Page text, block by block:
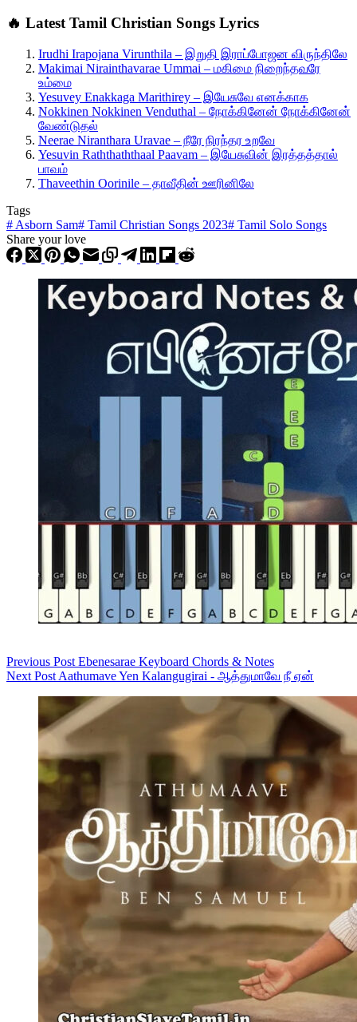
🔥 Latest Tamil Christian Songs Lyrics
Irudhi Irapojana Virunthila – இறுதி இராப்போஜன விருந்திலே
Makimai Nirainthavarae Ummai – மகிமை நிறைந்தவரே
உம்மை
Yesuvey Enakkaga Marithirey – இயேசுவே எனக்காக
Nokkinen Nokkinen Venduthal – நோக்கினேன் நோக்கினேன்
வேண்டுதல்
Neerae Niranthara Uravae – நீரே நிரந்தர உறவே
Yesuvin Raththaththaal Paavam – இயேசுவின் இரத்தத்தால்
பாவம்
Thaveethin Oorinile – தாவீதின் ஊரினிலே
Tags
# Asborn Sam# Tamil Christian Songs 2023# Tamil Solo Songs
Share your love
Previous Post Ebenesarae Keyboard Chords & Notes
Next Post Aathumave Yen Kalangugirai - ஆத்துமாவே நீ ஏன்